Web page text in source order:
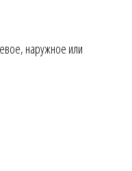
наружное или